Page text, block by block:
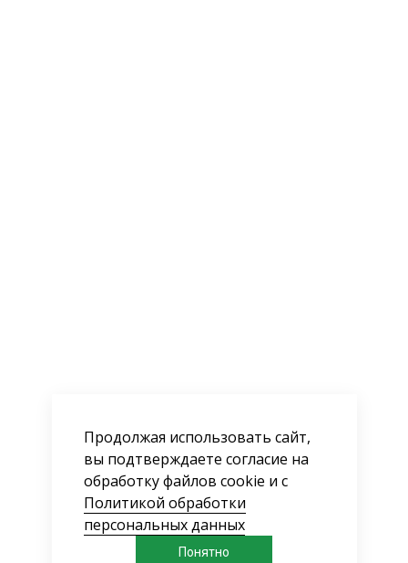
Продолжая использовать сайт,
вы подтверждаете согласие на
обработку файлов cookie и с
Политикой обработки
персональных данных
Понятно